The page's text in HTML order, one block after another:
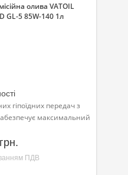
олива VATOIL
GL-5 85W-140 1л
гіпоїдних передач з
максимальний
ПДВ